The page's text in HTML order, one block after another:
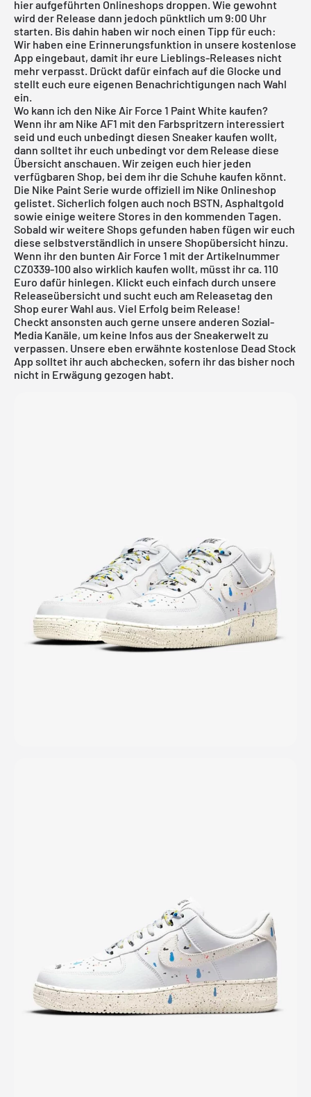
hier aufgeführten Onlineshops droppen. Wie gewohnt
wird der Release dann jedoch pünktlich um 9:00 Uhr
starten. Bis dahin haben wir noch einen Tipp für euch:
Wir haben eine Erinnerungsfunktion in unsere kostenlose
App eingebaut, damit ihr eure Lieblings-Releases nicht
mehr verpasst. Drückt dafür einfach auf die Glocke und
stellt euch eure eigenen Benachrichtigungen nach Wahl
ein.
Wo kann ich den Nike Air Force 1 Paint White kaufen?
Wenn ihr am Nike AF1 mit den Farbspritzern interessiert
seid und euch unbedingt diesen Sneaker kaufen wollt,
dann solltet ihr euch unbedingt vor dem Release diese
Übersicht anschauen. Wir zeigen euch hier jeden
verfügbaren Shop, bei dem ihr die Schuhe kaufen könnt.
Die Nike Paint Serie wurde offiziell im Nike Onlineshop
gelistet. Sicherlich folgen auch noch BSTN, Asphaltgold
sowie einige weitere Stores in den kommenden Tagen.
Sobald wir weitere Shops gefunden haben fügen wir euch
diese selbstverständlich in unsere Shopübersicht hinzu.
Wenn ihr den bunten Air Force 1 mit der Artikelnummer
CZ0339-100 also wirklich kaufen wollt, müsst ihr ca. 110
Euro dafür hinlegen. Klickt euch einfach durch unsere
Releaseübersicht und sucht euch am Releasetag den
Shop eurer Wahl aus. Viel Erfolg beim Release!
Checkt ansonsten auch gerne unsere anderen Sozial-
Media Kanäle, um keine Infos aus der Sneakerwelt zu
verpassen. Unsere eben erwähnte kostenlose Dead Stock
App solltet ihr auch abchecken, sofern ihr das bisher noch
nicht in Erwägung gezogen habt.